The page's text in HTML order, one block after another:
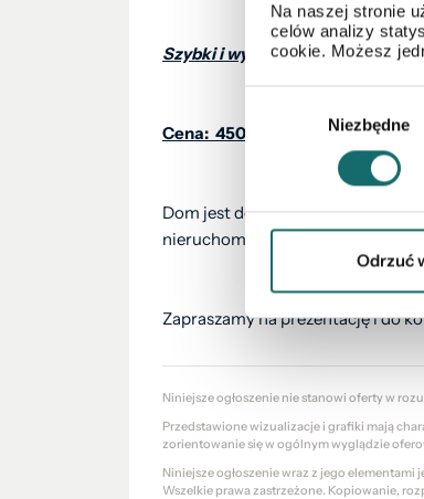
Na naszej stronie
celów analizy
cookie. Możesz
zgody
Niezbędne
Odrzuć
Szybki i wygodny dojazd do
Cena: 450 000 - do negocjacji
Dom jest dostępny od zaraz, a
nieruchomości do własnej
Zapraszamy na prezentację i do
Niniejsze ogłoszenie nie stanowi oferty w
Przedstawione wizualizacje i grafiki mają
zorientowanie się w ogólnym wyglądzie
Niniejsze ogłoszenie wraz z jego elementami
Wszelkie prawa zastrzeżone. Kopiowanie,